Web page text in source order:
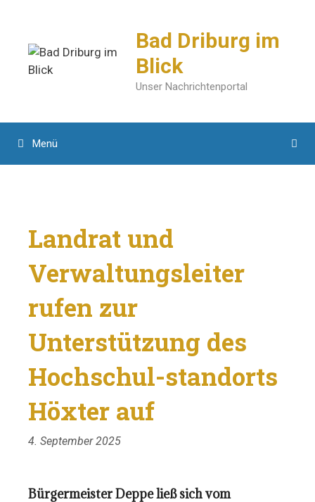
springen
Bad Driburg im
Blick
Unser Nachrichtenportal
Menü
Landrat und
Verwaltungsleiter
rufen zur
Unterstützung des
Hochschul-standorts
Höxter auf
4. September 2025
Bürgermeister Deppe ließ sichvom